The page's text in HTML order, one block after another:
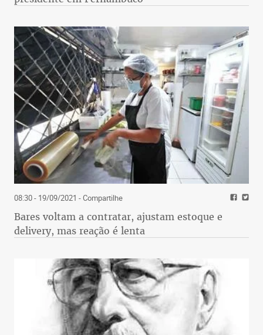
08:30 - 19/09/2021 - Compartilhe
Bares voltam a contratar, ajustam estoque e
delivery, mas reação é lenta